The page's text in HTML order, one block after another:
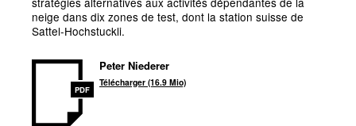
neige dans dix zones de test, dont la station suisse de
Sattel-Hochstuckli.
PDF
Peter Niederer
Télécharger (16.9 Mio)